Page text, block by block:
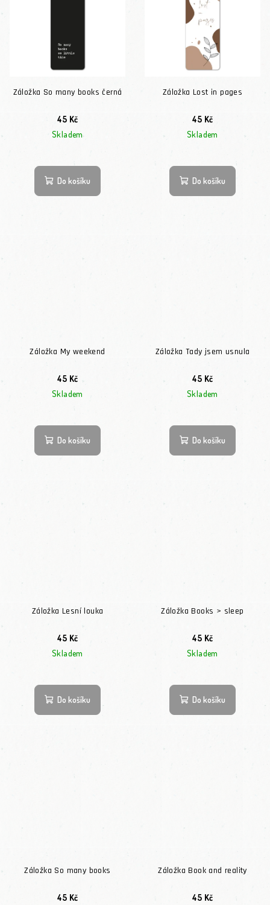
Záložka So many books černá
45 Kč
Skladem
Do košíku
Záložka Lost in pages
45 Kč
Skladem
Do košíku
Záložka My weekend
45 Kč
Skladem
Do košíku
Záložka Tady jsem usnula
45 Kč
Skladem
Do košíku
Záložka Lesní louka
45 Kč
Skladem
Do košíku
Záložka Books > sleep
45 Kč
Skladem
Do košíku
Záložka So many books
45 Kč
Záložka Book and reality
45 Kč